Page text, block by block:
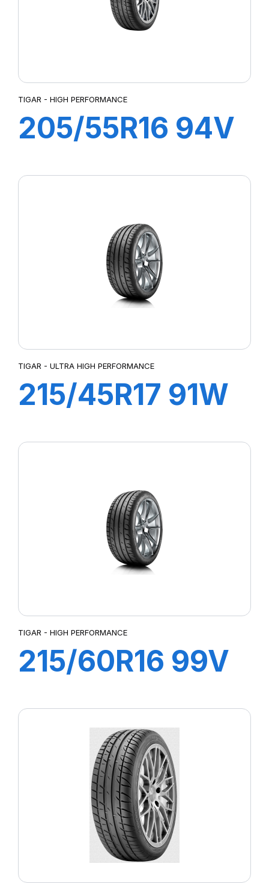
TIGAR - HIGH PERFORMANCE
205/55R16 94V
TIGAR - ULTRA HIGH PERFORMANCE
215/45R17 91W
PERFORMANCE
TIGAR - HIGH PERFORMANCE
215/60R16 99V
PERFORMANCE